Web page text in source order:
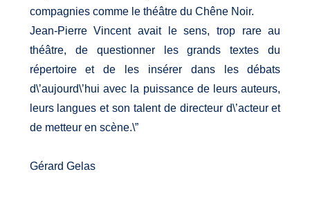
compagnies comme le théâtre du Chêne Noir.
Jean-Pierre Vincent avait le sens, trop rare au
théâtre, de questionner les grands textes du
répertoire et de les insérer dans les débats
d\’aujourd\’hui avec la puissance de leurs auteurs,
leurs langues et son talent de directeur d\’acteur et
de metteur en scène.\”
Gérard Gelas